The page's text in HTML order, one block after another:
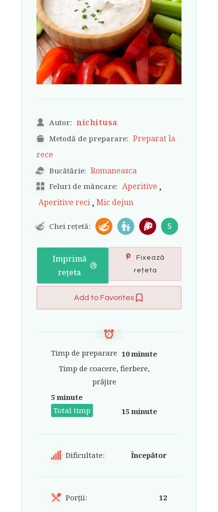
Autor: nichitusa
Metodă de preparare: Preparat la
rece
Bucătărie: Romaneasca
Feluri de mâncare: Aperitive ,
Aperitive reci , Mic dejun
Chei rețetă: S
Imprimă
rețeta
Fixează
rețeta
Add to Favorites
Timp de preparare 10 minute
Timp de coacere, fierbere,
prăjire
5 minute
Total timp
15 minute
Dificultate: Începător
Porții: 12